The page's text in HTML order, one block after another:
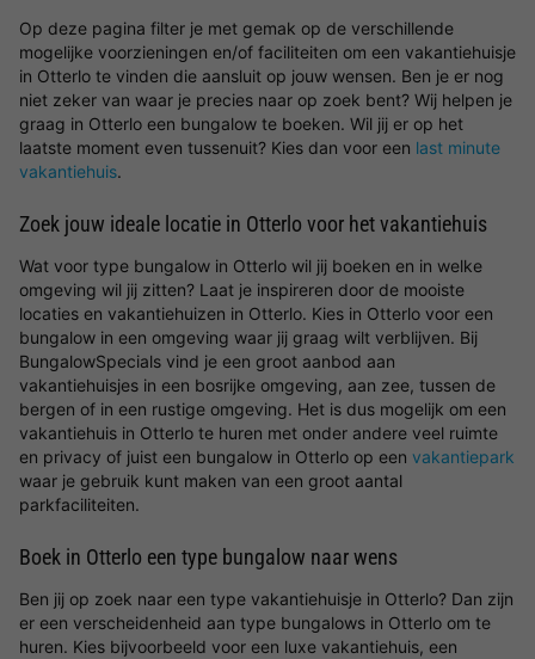
Op deze pagina filter je met gemak op de verschillende
mogelijke voorzieningen en/of faciliteiten om een vakantiehuisje
in Otterlo te vinden die aansluit op jouw wensen. Ben je er nog
niet zeker van waar je precies naar op zoek bent? Wij helpen je
graag in Otterlo een bungalow te boeken. Wil jij er op het
laatste moment even tussenuit? Kies dan voor een last minute
vakantiehuis.
Zoek jouw ideale locatie in Otterlo voor het vakantiehuis
Wat voor type bungalow in Otterlo wil jij boeken en in welke
omgeving wil jij zitten? Laat je inspireren door de mooiste
locaties en vakantiehuizen in Otterlo. Kies in Otterlo voor een
bungalow in een omgeving waar jij graag wilt verblijven. Bij
BungalowSpecials vind je een groot aanbod aan
vakantiehuisjes in een bosrijke omgeving, aan zee, tussen de
bergen of in een rustige omgeving. Het is dus mogelijk om een
vakantiehuis in Otterlo te huren met onder andere veel ruimte
en privacy of juist een bungalow in Otterlo op een vakantiepark
waar je gebruik kunt maken van een groot aantal
parkfaciliteiten.
Boek in Otterlo een type bungalow naar wens
Ben jij op zoek naar een type vakantiehuisje in Otterlo? Dan zijn
er een verscheidenheid aan type bungalows in Otterlo om te
huren. Kies bijvoorbeeld voor een luxe vakantiehuis, een